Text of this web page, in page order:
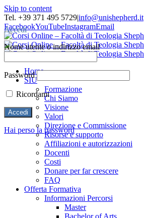
Skip to content
Tel. +39 371 495 5729|info@unishepherd.it
FacebookYouTubeInstagramEmail
Home
SIU
Formazione
Chi Siamo
Visione
Valori
Direzione e Commissione
Risorse e supporto
Affiliazioni e autorizzazioni
Docenti
Costi
Donare per far crescere
FAQ
Offerta Formativa
Informazioni Percorsi
Master
Bachelor of Arts
Accedi
Nome utente o indirizzo email
Password
Ricordami
Hai perso la password